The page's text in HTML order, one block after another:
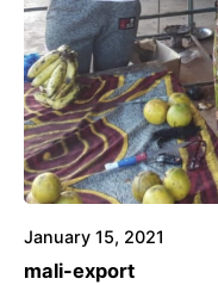
January 15, 2021
mali-export